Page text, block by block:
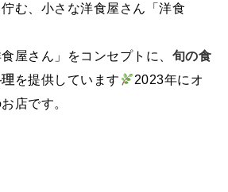
む、小さな洋食屋さん「洋食
屋さん」をコンセプトに、 旬の食
を提供しています
2023年にオ
店です。